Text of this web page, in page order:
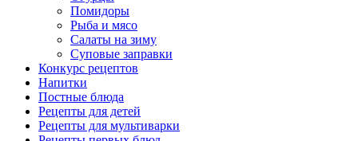
Помидоры
Рыба и мясо
Салаты на зиму
Суповые заправки
Конкурс рецептов
Напитки
Постные блюда
Рецепты для детей
Рецепты для мультиварки